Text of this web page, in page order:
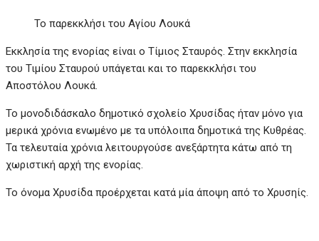
Το παρεκκλήσι του Αγίου Λουκά
Εκκλησία της ενορίας είναι ο Τίμιος Σταυρός. Στην εκκλησία
του Τιμίου Σταυρού υπάγεται και το παρεκκλήσι του
Αποστόλου Λουκά.
Το μονοδιδάσκαλο δημοτικό σχολείο Χρυσίδας ήταν μόνο για
μερικά χρόνια ενωμένο με τα υπόλοιπα δημοτικά της Κυθρέας.
Τα τελευταία χρόνια λειτουργούσε ανεξάρτητα κάτω από τη
χωριστική αρχή της ενορίας.
Το όνομα Χρυσίδα προέρχεται κατά μία άποψη από το Χρυσηίς.